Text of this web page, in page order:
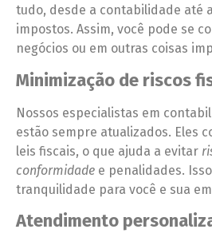
tudo, desde a contabilidade até
impostos. Assim, você pode se
negócios ou em outras coisas
Minimização de riscos
Nossos especialistas em
estão sempre atualizados. Eles
leis fiscais, o que ajuda a evitar
conformidade e penalidades.
tranquilidade para você e sua
Atendimento